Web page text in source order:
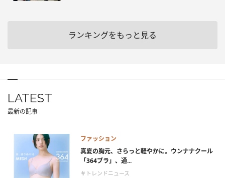
ランキングをもっと見る
LATEST
最新の記事
ファッション
真夏の胸元、さらっと軽やかに。ウンナナクール
「364ブラ」、通...
＃トレンドニュース